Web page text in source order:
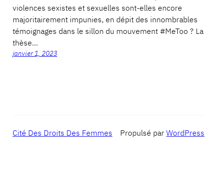
violences sexistes et sexuelles sont-elles encore
majoritairement impunies, en dépit des innombrables
témoignages dans le sillon du mouvement #MeToo ? La
thèse…
janvier 1, 2023
Cité Des Droits Des Femmes Propulsé parWordPress